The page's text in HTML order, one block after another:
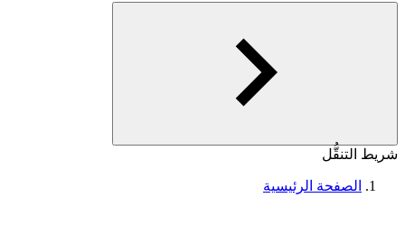
شريط التنقُّل
الصفحة الرئيسية